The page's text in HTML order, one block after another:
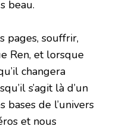
beau.
pages, souffrir,
Ren, et lorsque
changera
s’agit là d’un
bases de l’univers
et nous